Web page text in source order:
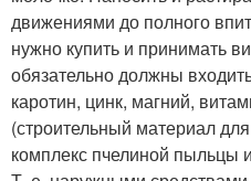
движениями до полного
нужно купить и принимать
обязательно должны
каротин, цинк, магний,
(строительный материал
комплекс пчелиной пыльцы